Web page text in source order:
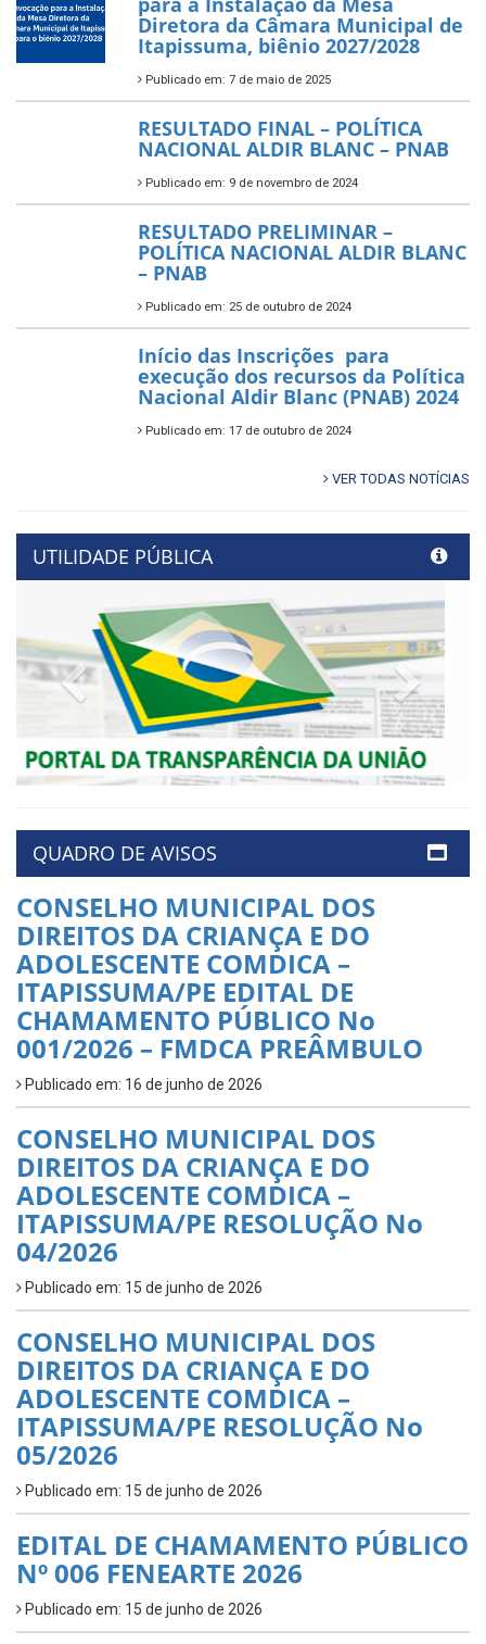
Diretora da Câmara Municipal de
Itapissuma, biênio 2027/2028
Publicado em: 7 de maio de 2025
RESULTADO FINAL – POLÍTICA
NACIONAL ALDIR BLANC – PNAB
Publicado em: 9 de novembro de 2024
RESULTADO PRELIMINAR –
POLÍTICA NACIONAL ALDIR BLANC
– PNAB
Publicado em: 25 de outubro de 2024
Início das Inscrições para
execução dos recursos da Política
Nacional Aldir Blanc (PNAB) 2024
Publicado em: 17 de outubro de 2024
VER TODAS NOTÍCIAS
UTILIDADE PÚBLICA
Previous
QUADRO DE AVISOS
CONSELHO MUNICIPAL DOS
DIREITOS DA CRIANÇA E DO
ADOLESCENTE COMDICA –
ITAPISSUMA/PE EDITAL DE
CHAMAMENTO PÚBLICO No
001/2026 – FMDCA PREÂMBULO
Publicado em: 16 de junho de 2026
CONSELHO MUNICIPAL DOS
DIREITOS DA CRIANÇA E DO
ADOLESCENTE COMDICA –
ITAPISSUMA/PE RESOLUÇÃO No
04/2026
Publicado em: 15 de junho de 2026
CONSELHO MUNICIPAL DOS
DIREITOS DA CRIANÇA E DO
ADOLESCENTE COMDICA –
ITAPISSUMA/PE RESOLUÇÃO No
05/2026
Publicado em: 15 de junho de 2026
EDITAL DE CHAMAMENTO PÚBLICO
Nº 006 FENEARTE 2026
Publicado em: 15 de junho de 2026